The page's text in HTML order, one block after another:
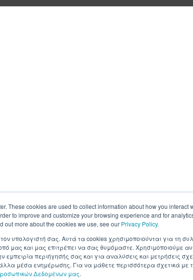
These cookies are used to collect information about how you interact
to improve and customize your browsing experience and for
out more about the cookies we use, see our Privacy Policy.
υπολογιστή σας. Αυτά τα cookies χρησιμοποιούνται για τη
μας και μας επιτρέπει να σας θυμόμαστε. Χρησιμοποιούμε
περιήγησής σας και για αναλύσεις και μετρήσεις
μέσα ενημέρωσης. Για να μάθετε περισσότερα σχετικά με
Δεδομένων μας.